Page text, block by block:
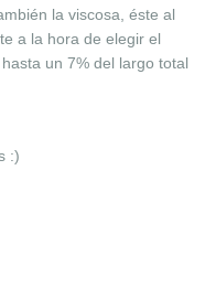
la viscosa, éste al
a la hora de elegir el
un 7% del largo total
:)